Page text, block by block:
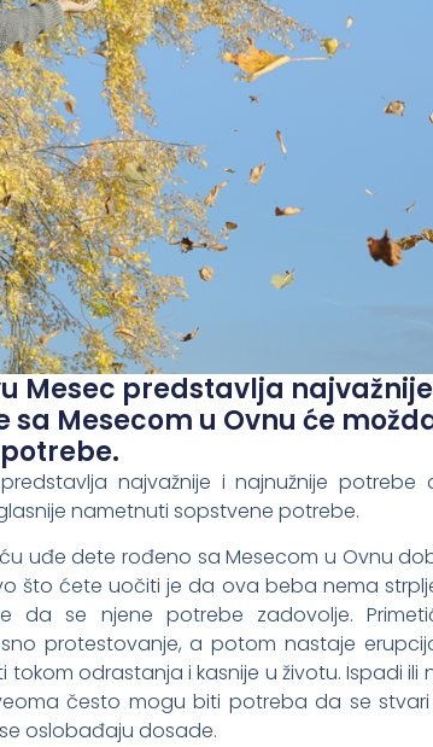
Mesec predstavlja
Mesecom u Ovnu će
najvažnije i najnužnije
nametnuti sopstvene potrebe.
uđe dete rođeno sa Mesecom u Ovnu
što ćete uočiti je da ova beba nema
da se njene potrebe zadovolje.
protestovanje, a potom nastaje
odrastanja i kasnije u životu. Ispadi
često mogu biti potreba da se
oslobađaju dosade.